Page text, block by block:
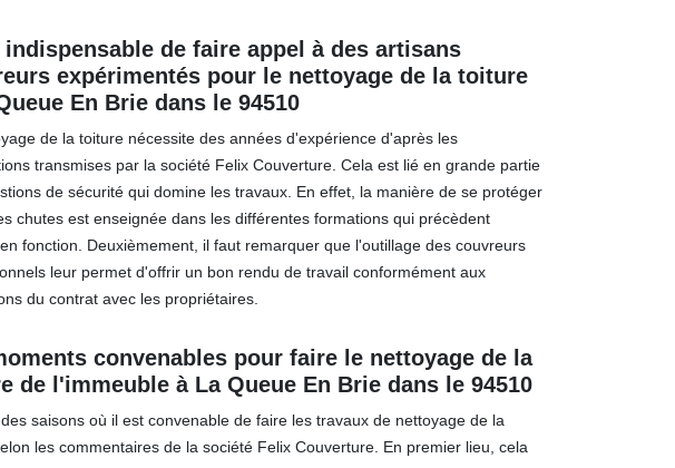
de faire appel à des artisans
expérimentés pour le nettoyage de la toiture
En Brie dans le 94510
de la toiture nécessite des années d'expérience d'après les
transmises par la société Felix Couverture. Cela est lié en grande partie
de sécurité qui domine les travaux. En effet, la manière de se protéger
chutes est enseignée dans les différentes formations qui précèdent
fonction. Deuxièmement, il faut remarquer que l'outillage des couvreurs
leur permet d'offrir un bon rendu de travail conformément aux
du contrat avec les propriétaires.
convenables pour faire le nettoyage de la
de l'immeuble à La Queue En Brie dans le 94510
saisons où il est convenable de faire les travaux de nettoyage de la
les commentaires de la société Felix Couverture. En premier lieu, cela